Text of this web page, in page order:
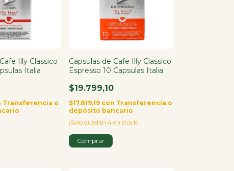
Illy Classico
Italia
Transferencia o
Capsulas de Cafe Illy Classico
Espresso 10 Capsulas Italia
$19.799,10
$17.819,19 con Transferencia o
depósito bancario
¡Solo quedan 4en stock!